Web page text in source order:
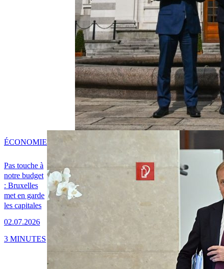
Pas touche à
notre budget
: Bruxelles
met en garde
les capitales
02.07.2026
ÉCONOMIE
3 MINUTES